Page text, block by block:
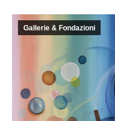
Gallerie & Fondazioni